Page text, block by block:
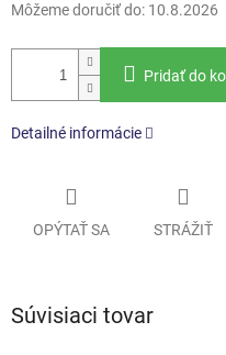
Môžeme doručiť do: 10.8.2026
Pridať do
Detailné informácie
OPÝTAŤ SA STRÁŽIŤ
Súvisiaci tovar